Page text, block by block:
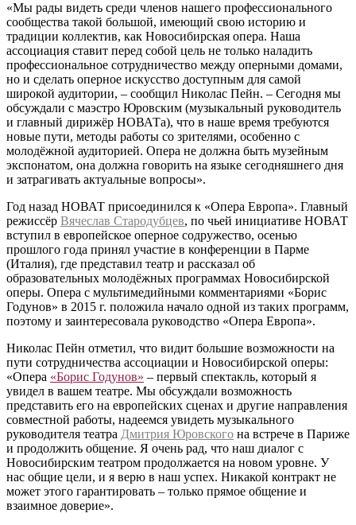
«Мы рады видеть среди членов нашего профессионального
сообщества такой большой, имеющий свою историю и
традиции коллектив, как Новосибирская опера. Наша
ассоциация ставит перед собой цель не только наладить
профессиональное сотрудничество между оперными домами,
но и сделать оперное искусство доступным для самой
широкой аудитории, – сообщил Николас Пейн. – Сегодня мы
обсуждали с маэстро Юровским (музыкальный руководитель
и главный дирижёр НОВАТа), что в наше время требуются
новые пути, методы работы со зрителями, особенно с
молодёжной аудиторией. Опера не должна быть музейным
экспонатом, она должна говорить на языке сегодняшнего дня
и затрагивать актуальные вопросы».
Год назад НОВАТ присоединился к «Опера Европа». Главный
режиссёр Вячеслав Стародубцев, по чьей инициативе НОВАТ
вступил в европейское оперное содружество, осенью
прошлого года принял участие в конференции в Парме
(Италия), где представил театр и рассказал об
образовательных молодёжных программах Новосибирской
оперы. Опера с мультимедийными комментариями «Борис
Годунов» в 2015 г. положила начало одной из таких программ,
поэтому и заинтересовала руководство «Опера Европа».
Николас Пейн отметил, что видит большие возможности на
пути сотрудничества ассоциации и Новосибирской оперы:
«Опера «Борис Годунов» – первый спектакль, который я
увидел в вашем театре. Мы обсуждали возможность
представить его на европейских сценах и другие направления
совместной работы, надеемся увидеть музыкального
руководителя театра Дмитрия Юровского на встрече в Париже
и продолжить общение. Я очень рад, что наш диалог с
Новосибирским театром продолжается на новом уровне. У
нас общие цели, и я верю в наш успех. Никакой контракт не
может этого гарантировать – только прямое общение и
взаимное доверие».